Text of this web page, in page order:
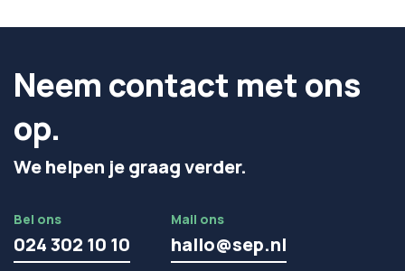
Neem contact met ons
op.
We helpen je graag verder.
Bel ons
024 302 10 10
Mail ons
hallo@sep.nl